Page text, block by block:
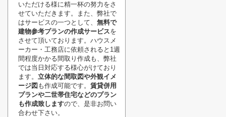
いただける様に精一杯の努力をさ
せていただきます。また、弊社で
はサービスの一つとして、 無料で
建物参考プランの作成サービスを
させて頂いております。ハウスメ
ーカー・工務店に依頼されると1週
間程度かかる間取り作成も、弊社
では当日対応する様心がけており
ます。 立体的な間取図や外観イメ
ージ図 も作成可能です。 賃貸併用
プランや二世帯住宅などのプラン
も作成致しますので、是非お問い
合わせ下さい。